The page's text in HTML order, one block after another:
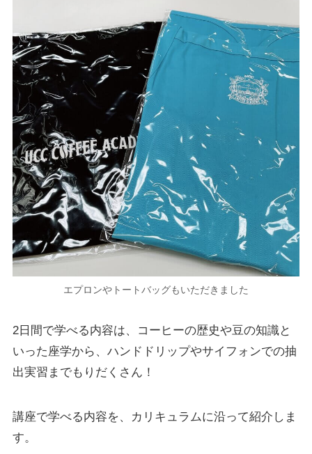
エプロンやトートバッグもいただきました
2日間で学べる内容は、コーヒーの歴史や豆の知識と
いった座学から、ハンドドリップやサイフォンでの抽
出実習までもりだくさん！
講座で学べる内容を、カリキュラムに沿って紹介しま
す。